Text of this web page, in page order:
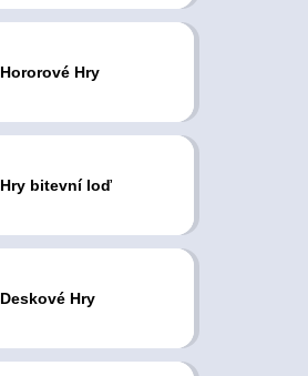
Hororové Hry
Hry bitevní loď
Deskové Hry